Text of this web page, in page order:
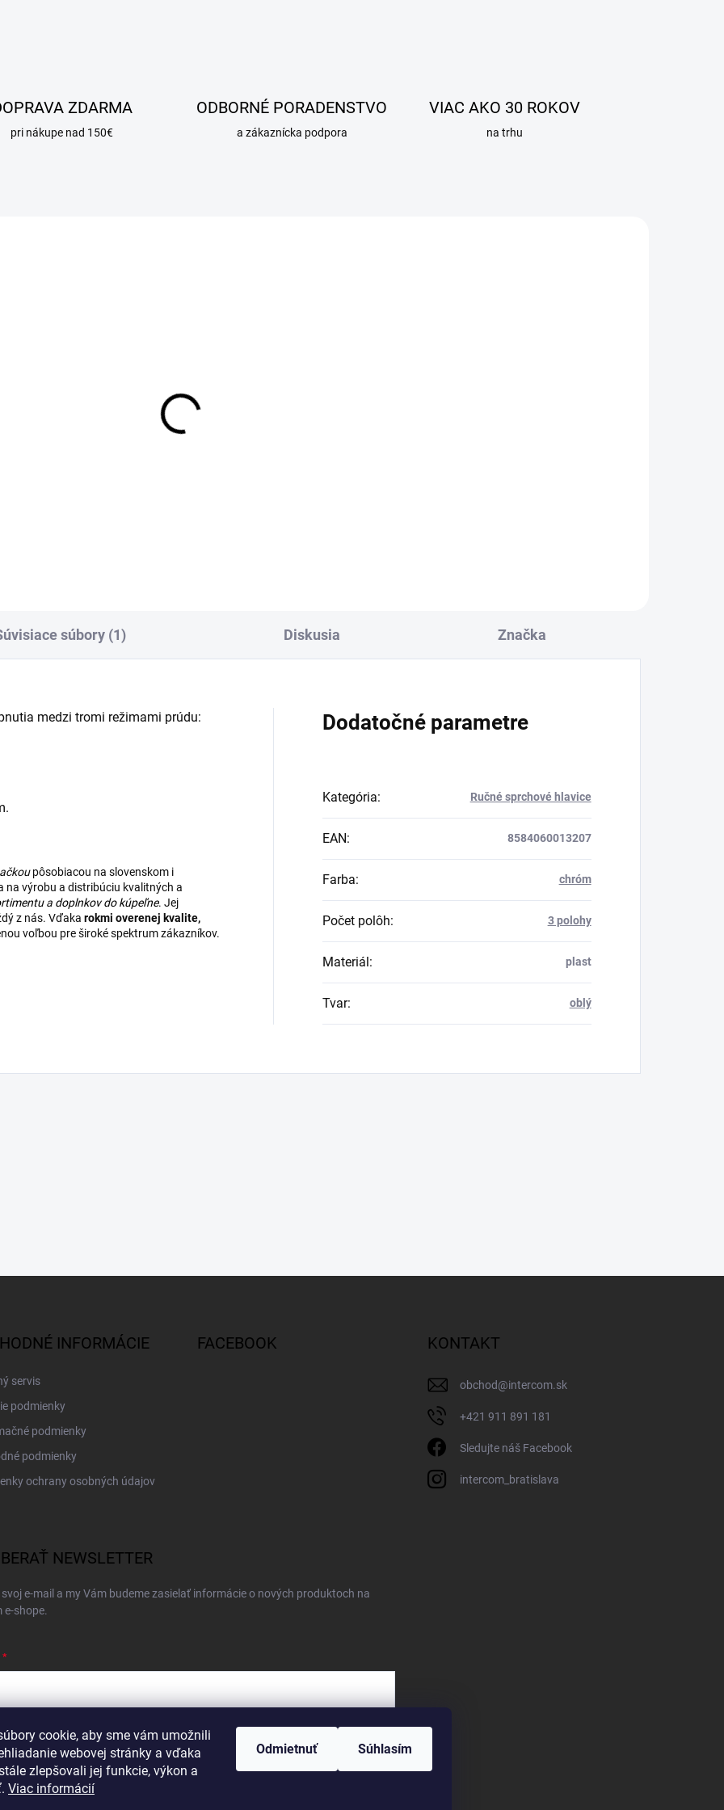
cookie, aby sme vám umožnili
webovej stránky a vďaka
zlepšovali jej funkcie, výkon a
Viac informácií
Odmietnuť Súhlasím
ZDARMA
pri nákupe nad 150€
ODBORNÉ PORADENSTVO
a zákaznícka podpora
VIAC AKO 30 ROKOV
na trhu
súbory (1) Diskusia Značka
medzi tromi režimami prúdu:
pôsobiacou na slovenskom i
na výrobu a distribúciu kvalitných a
a doplnkov do kúpeľne. Jej
z nás. Vďaka rokmi overenej kvalite,
voľbou pre široké spektrum zákazníkov.
Dodatočné parametre
Kategória: Ručné sprchové hlavice
EAN: 8584060013207
Farba: chróm
Počet polôh: 3 polohy
Materiál: plast
Tvar: oblý
INFORMÁCIE
servis
podmienky
podmienky
podmienky
ochrany osobných údajov
FACEBOOK KONTAKT
obchod@intercom.sk
+421 911 891 181
Sledujte náš Facebook
intercom_bratislava
NEWSLETTER
e-mail a my Vám budeme zasielať informácie o nových produktoch na
e-shope.
e-mailu súhlasíte spodmienkami ochrany osobných údajov
sa